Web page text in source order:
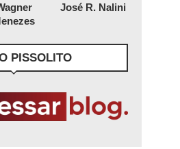
José R. Nalini
PISSOLITO